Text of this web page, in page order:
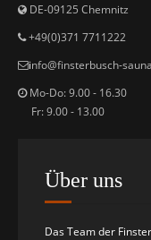
DE-09125 Chemnitz
+49(0)371 7711222
info@finsterbusch-
Mo-Do: 9.00 - 16.30
Fr: 9.00 - 13.00
Über uns
Das Team der